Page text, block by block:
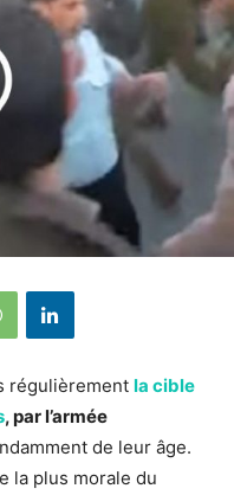
régulièrement la cible
, par l’armée
de leur âge.
la plus morale du